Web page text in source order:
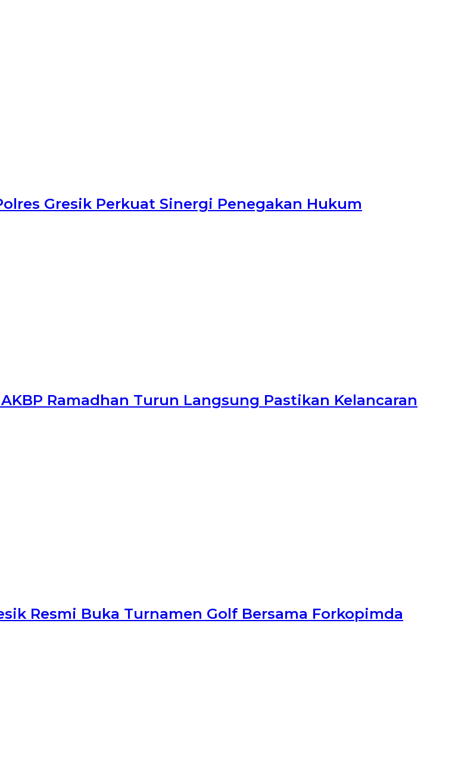
Gresik Perkuat Sinergi Penegakan Hukum
Ramadhan Turun Langsung Pastikan Kelancaran
Resmi Buka Turnamen Golf Bersama Forkopimda